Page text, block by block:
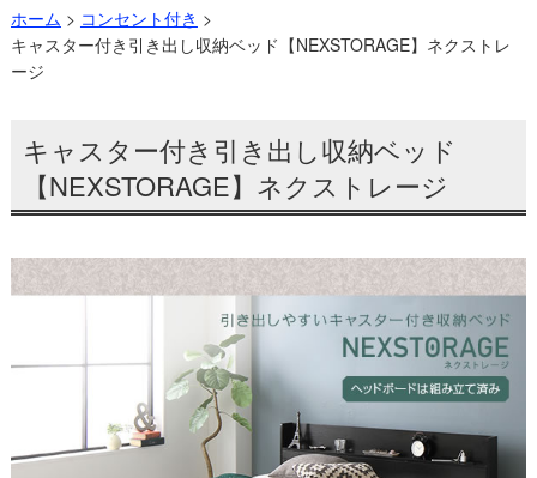
ホーム > コンセント付き >
キャスター付き引き出し収納ベッド【NEXSTORAGE】ネクストレ
ージ
キャスター付き引き出し収納ベッド
【NEXSTORAGE】ネクストレージ